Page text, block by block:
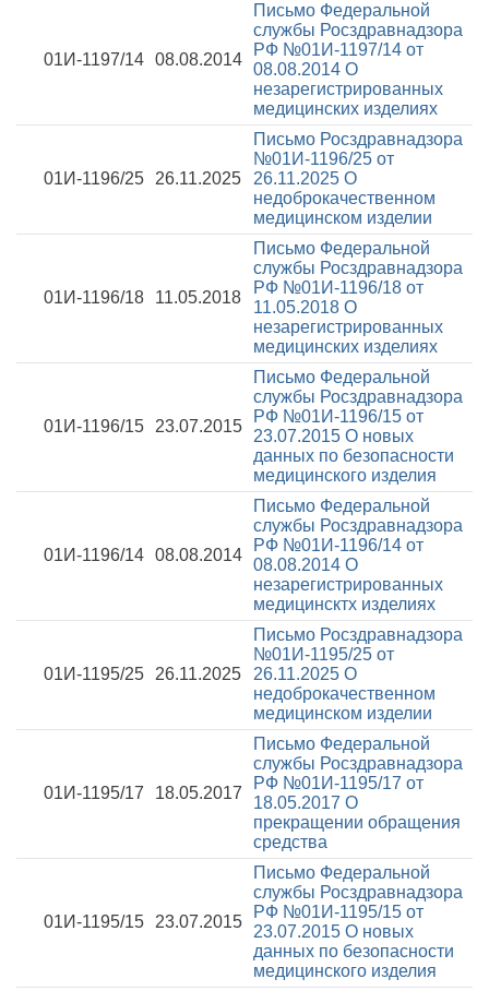
01И-1197/14 08.08.2014
Письмо Федеральной
службы Росздравнадзора
РФ №01И-1197/14 от
08.08.2014 О
незарегистрированных
медицинских изделиях
01И-1196/25 26.11.2025
Письмо Росздравнадзора
№01И-1196/25 от
26.11.2025 О
недоброкачественном
медицинском изделии
01И-1196/18 11.05.2018
Письмо Федеральной
службы Росздравнадзора
РФ №01И-1196/18 от
11.05.2018 О
незарегистрированных
медицинских изделиях
01И-1196/15 23.07.2015
Письмо Федеральной
службы Росздравнадзора
РФ №01И-1196/15 от
23.07.2015 О новых
данных по безопасности
медицинского изделия
01И-1196/14 08.08.2014
Письмо Федеральной
службы Росздравнадзора
РФ №01И-1196/14 от
08.08.2014 О
незарегистрированных
медицинсктх изделиях
01И-1195/25 26.11.2025
Письмо Росздравнадзора
№01И-1195/25 от
26.11.2025 О
недоброкачественном
медицинском изделии
01И-1195/17 18.05.2017
Письмо Федеральной
службы Росздравнадзора
РФ №01И-1195/17 от
18.05.2017 О
прекращении обращения
средства
01И-1195/15 23.07.2015
Письмо Федеральной
службы Росздравнадзора
РФ №01И-1195/15 от
23.07.2015 О новых
данных по безопасности
медицинского изделия